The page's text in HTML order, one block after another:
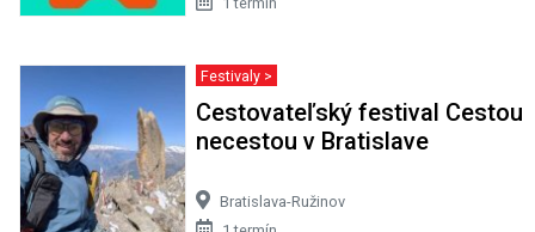
Festivaly >
Cestovateľský festival Cestou
necestou v Bratislave
Bratislava-Ružinov